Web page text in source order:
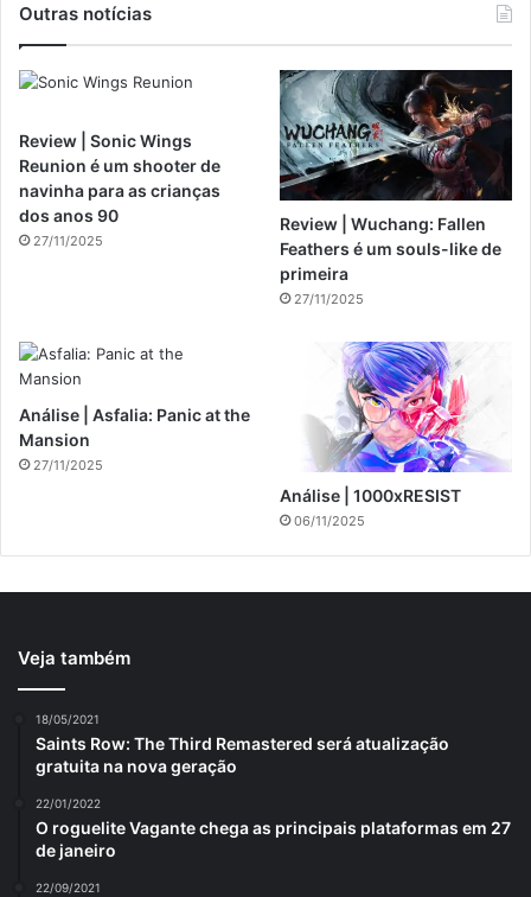
Outras notícias
Review | Sonic Wings
Reunion é um shooter de
navinha para as crianças
dos anos 90
27/11/2025
Review | Wuchang: Fallen
Feathers é um souls-like de
primeira
27/11/2025
Análise | Asfalia: Panic at the
Mansion
27/11/2025
Análise | 1000xRESIST
06/11/2025
Veja também
18/05/2021
Saints Row: The Third Remastered será atualização
gratuita na nova geração
22/01/2022
O roguelite Vagante chega as principais plataformas em 27
de janeiro
22/09/2021